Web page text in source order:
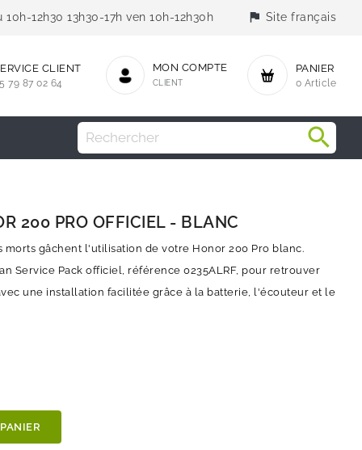
12h30 13h30-17h ven 10h-12h30h flag Site français
PANIER
0 Article
MON COMPTE
CLIENT
CLIENT
79 87 02 64
200 PRO OFFICIEL - BLANC
morts gâchent l'utilisation de votre Honor 200 Pro blanc.
Service Pack officiel, référence 0235ALRF, pour retrouver
une installation facilitée grâce à la batterie, l'écouteur et le